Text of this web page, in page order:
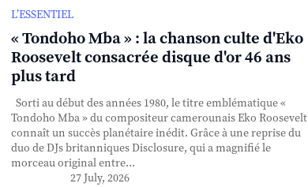
L’ESSENTIEL
« Tondoho Mba » : la chanson culte d'Eko
Roosevelt consacrée disque d'or 46 ans
plus tard
Sorti au début des années 1980, le titre emblématique «
Tondoho Mba » du compositeur camerounais Eko Roosevelt
connaît un succès planétaire inédit. Grâce à une reprise du
duo de DJs britanniques Disclosure, qui a magnifié le
morceau original entre...
27 July, 2026